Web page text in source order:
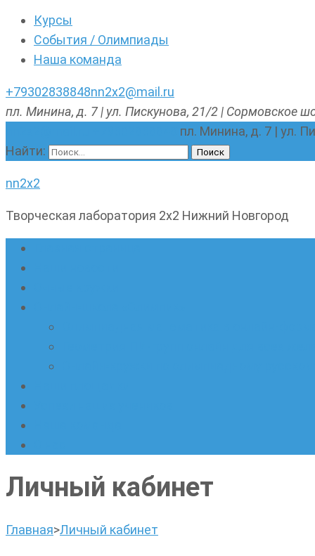
Курсы
События / Олимпиады
Наша команда
+79302838848nn2x2@mail.ru
пл. Минина, д. 7 | ул. Пискунова, 21/2 | Сормовское
пл. Минина, д. 7 | ул.
Найти:
nn2x2
Творческая лаборатория 2х2 Нижний Новгород
Личный кабинет
Главная>Личный кабинет